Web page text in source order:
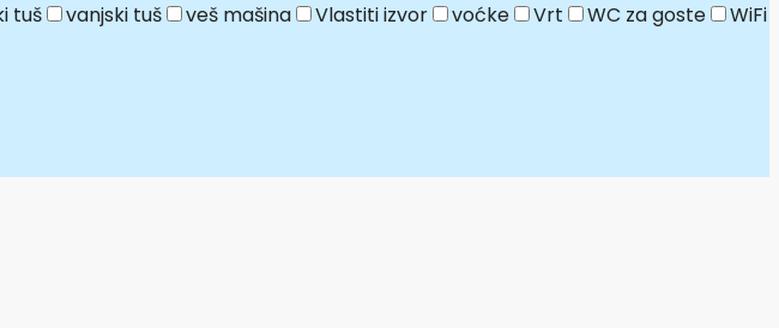
tuš vanjski tuš veš mašina Vlastiti izvor voćke Vrt WC za goste
WiFi